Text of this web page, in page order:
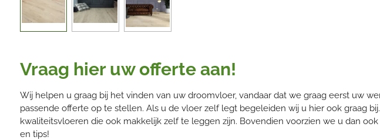
Vraag hier uw offerte aan!
Wij helpen u graag bij het vinden van uw droomvloer, vandaar dat we graag eerst uw
passende offerte op te stellen. Als u de vloer zelf legt begeleiden wij u hier ook graag
kwaliteitsvloeren die ook makkelijk zelf te leggen zijn. Bovendien voorzien we u dan
en tips!